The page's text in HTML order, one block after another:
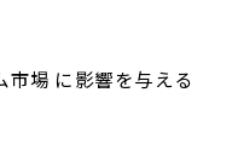
市場 に影響を与える